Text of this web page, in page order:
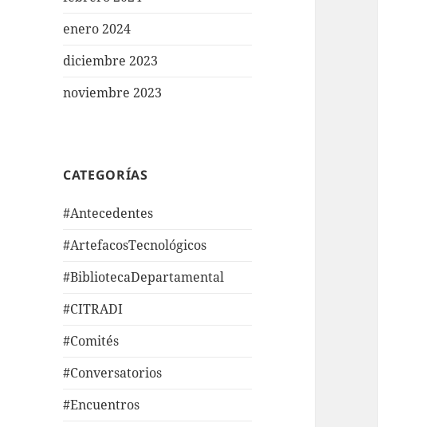
enero 2024
diciembre 2023
noviembre 2023
CATEGORÍAS
#Antecedentes
#ArtefacosTecnológicos
#BibliotecaDepartamental
#CITRADI
#Comités
#Conversatorios
#Encuentros